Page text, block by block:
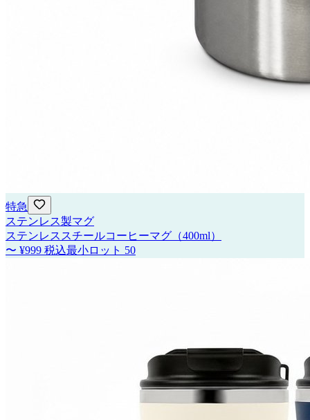
特急
ステンレス製マグ
ステンレススチールコーヒーマグ（400ml）
〜 ¥999 税込最小ロット 50